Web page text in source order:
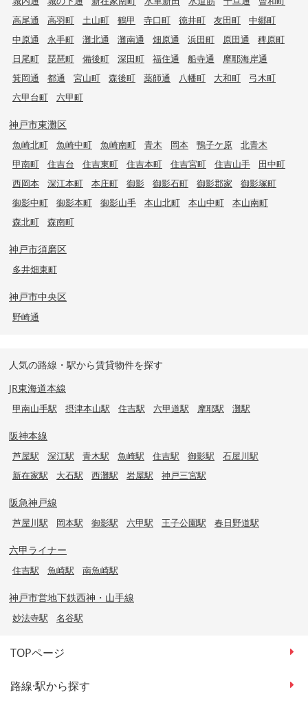
高尾通
高羽町 土山町 鶴甲 寺口町 徳井町 友田町
中郷町
中原通
永手町 灘北通 灘南通 畑原通 浜田町 原田通
稗原町
日尾町
琵琶町 備後町 深田町 福住通 船寺通
摩耶海岸通
箕岡通
都通 宮山町 森後町 薬師通 八幡町 大和町
弓木町
六甲台町
六甲町
神戸市東灘区
魚崎北町 魚崎中町 魚崎南町 青木 岡本 鴨子ケ原
北青木
甲南町
住吉台 住吉東町 住吉本町 住吉宮町 住吉山手
田中町
西岡本
深江本町 本庄町 御影 御影石町 御影郡家
御影塚町
御影中町
御影本町 御影山手 本山北町 本山中町
本山南町
森北町
森南町
神戸市須磨区
多井畑東町
神戸市中央区
野崎通
人気の路線・駅から賃貸物件を探す
JR東海道本線
甲南山手駅 摂津本山駅 住吉駅 六甲道駅 摩耶駅 灘駅
阪神本線
芦屋駅 深江駅 青木駅 魚崎駅 住吉駅 御影駅
石屋川駅
新在家駅
大石駅 西灘駅 岩屋駅 神戸三宮駅
阪急神戸線
芦屋川駅 岡本駅 御影駅 六甲駅 王子公園駅 春日野道駅
六甲ライナー
住吉駅 魚崎駅 南魚崎駅
神戸市営地下鉄西神・山手線
妙法寺駅 名谷駅
TOPページ
路線·駅から探す